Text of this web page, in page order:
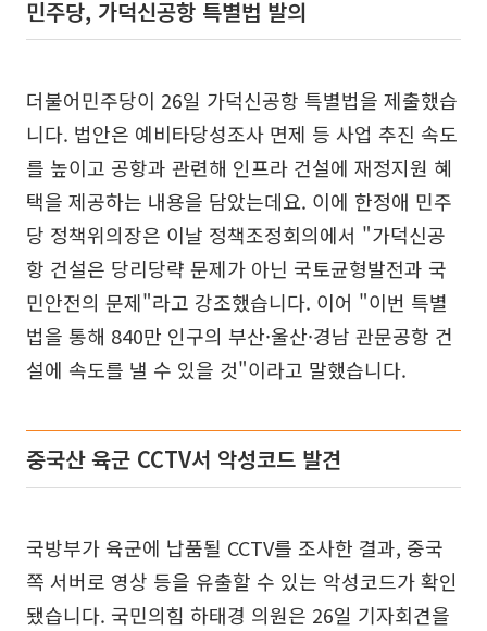
민주당, 가덕신공항 특별법 발의
더불어민주당이 26일 가덕신공항 특별법을 제출했습
니다. 법안은 예비타당성조사 면제 등 사업 추진 속도
를 높이고 공항과 관련해 인프라 건설에 재정지원 혜
택을 제공하는 내용을 담았는데요. 이에 한정애 민주
당 정책위의장은 이날 정책조정회의에서 "가덕신공
항 건설은 당리당략 문제가 아닌 국토균형발전과 국
민안전의 문제"라고 강조했습니다. 이어 "이번 특별
법을 통해 840만 인구의 부산·울산·경남 관문공항 건
설에 속도를 낼 수 있을 것"이라고 말했습니다.
중국산 육군 CCTV서 악성코드 발견
국방부가 육군에 납품될 CCTV를 조사한 결과, 중국
쪽 서버로 영상 등을 유출할 수 있는 악성코드가 확인
됐습니다. 국민의힘 하태경 의원은 26일 기자회견을